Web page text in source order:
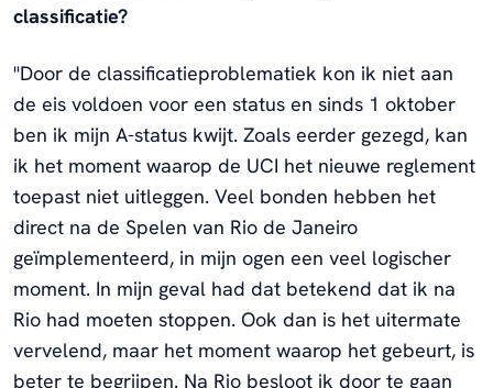
classificatie?
"Door de classificatieproblematiek kon ik niet aan
de eis voldoen voor een status en sinds 1 oktober
ben ik mijn A-status kwijt. Zoals eerder gezegd, kan
ik het moment waarop de UCI het nieuwe reglement
toepast niet uitleggen. Veel bonden hebben het
direct na de Spelen van Rio de Janeiro
geïmplementeerd, in mijn ogen een veel logischer
moment. In mijn geval had dat betekend dat ik na
Rio had moeten stoppen. Ook dan is het uitermate
vervelend, maar het moment waarop het gebeurt, is
beter te begrijpen. Na Rio besloot ik door te gaan